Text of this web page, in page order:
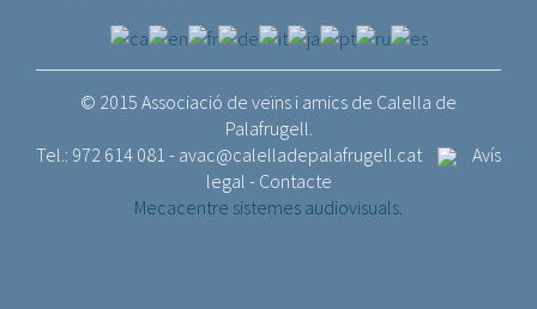
© 2015 Associació de veïns i amics de Calella de
Palafrugell.
Tel.: 972 614 081 - avac@calelladepalafrugell.cat
Avís
legal - Contacte
Mecacentre sistemes audiovisuals.